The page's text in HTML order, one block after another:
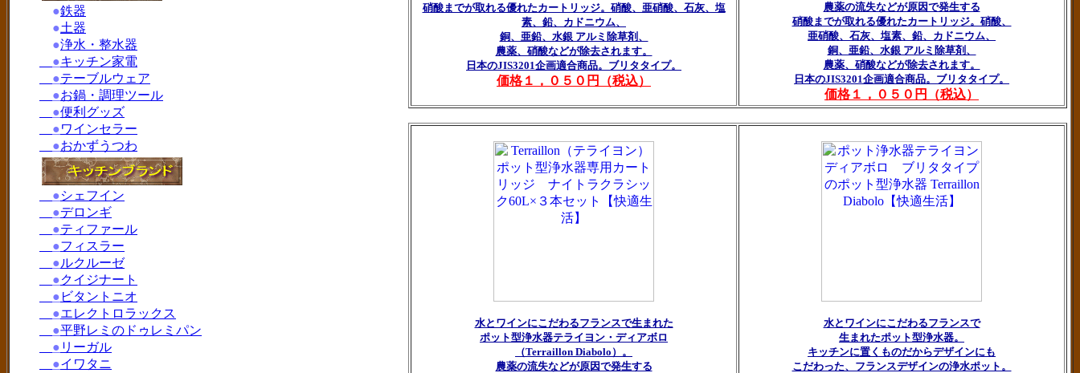
硝酸までが取れる優れたカートリッジ。硝酸、亜硝酸、石灰、塩
素、鉛、カドニウム、
銅、亜鉛、水銀 アルミ除草剤、
農薬、硝酸などが除去されます。
日本のJIS3201企画適合商品。ブリタタイプ。
価格１，０５０円（税込）
農薬の流失などが原因で発生する
硝酸までが取れる優れたカートリッジ。硝酸、
亜硝酸、石灰、塩素、鉛、カドニウム、
銅、亜鉛、水銀 アルミ除草剤、
農薬、硝酸などが除去されます。
日本のJIS3201企画適合商品。ブリタタイプ。
価格１，０５０円（税込）
水とワインにこだわるフランスで生まれた
ポット型浄水器テライヨン・ディアボロ
（Terraillon Diabolo）。
農薬の流失などが原因で発生する
水とワインにこだわるフランスで
生まれたポット型浄水器。
キッチンに置くものだからデザインにも
こだわった、フランスデザインの浄水ポット。
●鉄器
●土器
●浄水・整水器
●キッチン家電
●テーブルウェア
●お鍋・調理ツール
●便利グッズ
●ワインセラー
●おかずうつわ
●シェフイン
●デロンギ
●ティファール
●フィスラー
●ルクルーゼ
●クイジナート
● ビタントニオ
●エレクトロラックス
●平野レミのドゥレミパン
● リーガル
●イワタニ